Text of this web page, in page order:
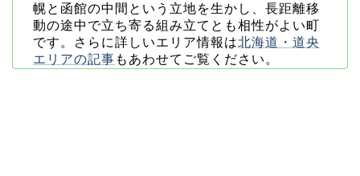
幌と函館の中間という立地を生かし、長距離移
動の途中で立ち寄る組み立てとも相性がよい町
です。さらに詳しいエリア情報は北海道・道央
エリアの記事 もあわせてご覧ください。